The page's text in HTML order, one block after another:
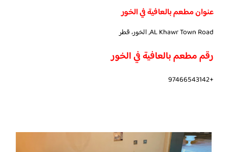
عنوان مطعم بالعافية في الخور
AL Khawr Town Road, الخور، قطر
رقم مطعم بالعافية في الخور
+97466543142